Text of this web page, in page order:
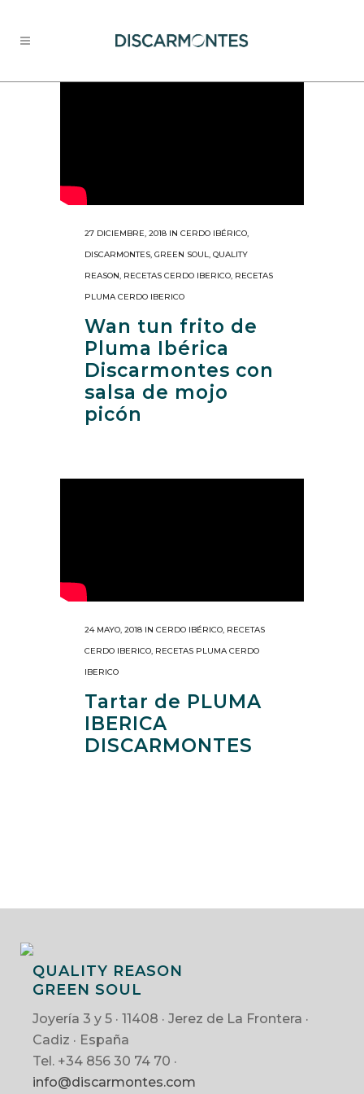
27 DICIEMBRE, 2018 IN CERDO IBÉRICO,
DISCARMONTES, GREEN SOUL, QUALITY
REASON, RECETAS CERDO IBERICO, RECETAS
PLUMA CERDO IBERICO
Wan tun frito de
Pluma Ibérica
Discarmontes con
salsa de mojo
picón
24 MAYO, 2018 IN CERDO IBÉRICO, RECETAS
CERDO IBERICO, RECETAS PLUMA CERDO
IBERICO
Tartar de PLUMA
IBERICA
DISCARMONTES
QUALITY REASON
GREEN SOUL
Joyería 3 y 5 · 11408 · Jerez de La Frontera ·
Cadiz · España
Tel. +34 856 30 74 70 ·
info@discarmontes.com